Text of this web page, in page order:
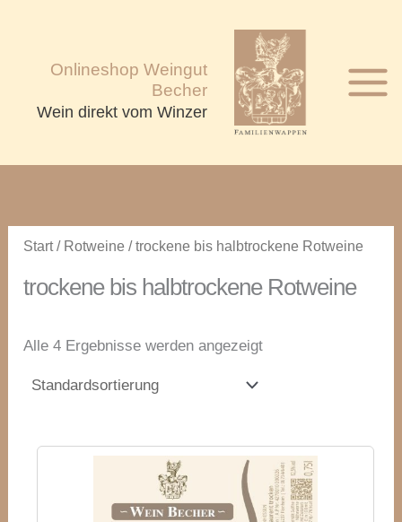
springenOnlineshop Weingut
Becher
Wein direkt vom Winzer
Start/ Rotweine / trockene bis halbtrockene Rotweine
trockene bis halbtrockene Rotweine
Alle 4 Ergebnisse werden angezeigt